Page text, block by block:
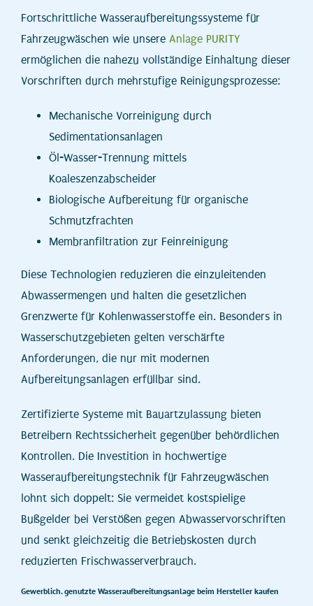
Fortschrittliche Wasseraufbereitungssysteme für
Fahrzeugwäschen wie unsere Anlage PURITY
ermöglichen die nahezu vollständige Einhaltung dieser
Vorschriften durch mehrstufige Reinigungsprozesse:
Mechanische Vorreinigung durch
Sedimentationsanlagen
Öl-Wasser-Trennung mittels
Koaleszenzabscheider
Biologische Aufbereitung für organische
Schmutzfrachten
Membranfiltration zur Feinreinigung
Diese Technologien reduzieren die einzuleitenden
Abwassermengen und halten die gesetzlichen
Grenzwerte für Kohlenwasserstoffe ein. Besonders in
Wasserschutzgebieten gelten verschärfte
Anforderungen, die nur mit modernen
Aufbereitungsanlagen erfüllbar sind.
Zertifizierte Systeme mit Bauartzulassung bieten
Betreibern Rechtssicherheit gegenüber behördlichen
Kontrollen. Die Investition in hochwertige
Wasseraufbereitungstechnik für Fahrzeugwäschen
lohnt sich doppelt: Sie vermeidet kostspielige
Bußgelder bei Verstößen gegen Abwasservorschriften
und senkt gleichzeitig die Betriebskosten durch
reduzierten Frischwasserverbrauch.
Gewerblich. genutzte Wasseraufbereitungsanlage beim Hersteller kaufen